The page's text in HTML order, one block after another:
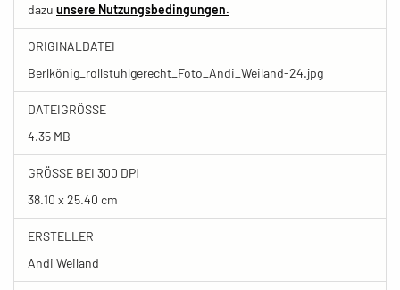
dazu unsere Nutzungsbedingungen.
ORIGINALDATEI
Berlkönig_rollstuhlgerecht_Foto_Andi_Weiland-24.jpg
DATEIGRÖSSE
4.35 MB
GRÖSSE BEI 300 DPI
38.10 x 25.40 cm
ERSTELLER
Andi Weiland